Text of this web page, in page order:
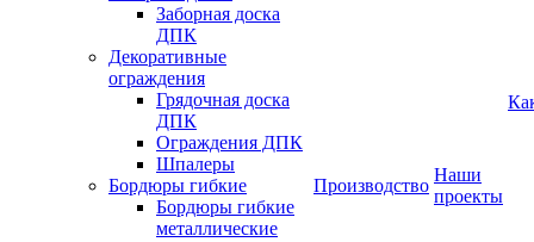
Заборная доска
ДПК
Декоративные
ограждения
Грядочная доска
ДПК
Ограждения ДПК
Шпалеры
Бордюры гибкие
Бордюры гибкие
металлические
Производство
Наши
проекты